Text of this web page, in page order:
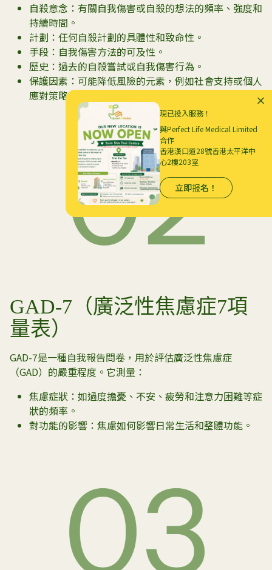
現已投入服務！
與Perfect Life Medical Limited
合作
香港漢口道28號香港太平洋中
心2樓203室
立即报名！
自殺意念：有關自我傷害或自殺的想法的頻率、強度和
持續時間。
計劃：任何自殺計劃的具體性和致命性。
手段：自我傷害方法的可及性。
歷史：過去的自殺嘗試或自我傷害行為。
保護因素：可能降低風險的元素，例如社會支持或個人
應對策略。
GAD-7（廣泛性焦慮症7項
量表）
GAD-7是一種自我報告問卷，用於評估廣泛性焦慮症
（GAD）的嚴重程度。它測量：
焦慮症狀：如過度擔憂、不安、疲勞和注意力困難等症
狀的頻率。
對功能的影響：焦慮如何影響日常生活和整體功能。